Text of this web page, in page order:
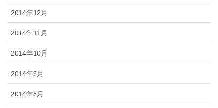
2014年12月
2014年11月
2014年10月
2014年9月
2014年8月